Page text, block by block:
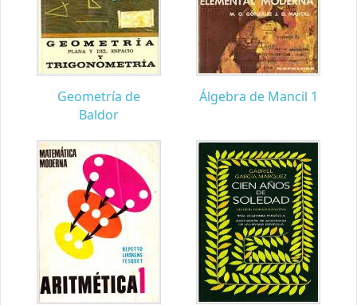
Geometría de
Baldor
Álgebra de Mancil 1